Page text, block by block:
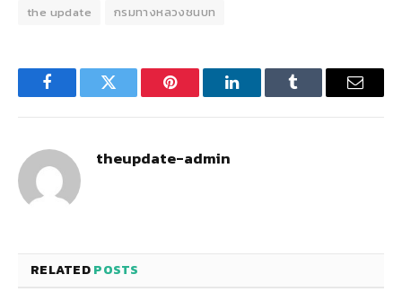
the update กรมทางหลวงชนบท
FacebookTwitter Pinterest LinkedInTumblr Email
theupdate-admin
RELATEDPOSTS